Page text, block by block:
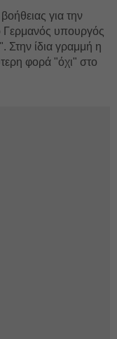
για την
Γερμανός υπουργός
Στην ίδια γραμμή η
φορά "όχι" στο